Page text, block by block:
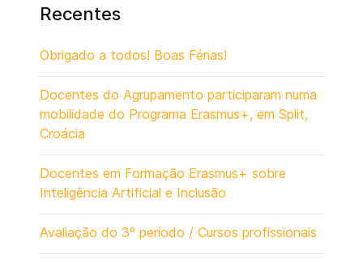
Recentes
Obrigado a todos! Boas Férias!
Docentes do Agrupamento participaram numa
mobilidade do Programa Erasmus+, em Split,
Croácia
Docentes em Formação Erasmus+ sobre
Inteligência Artificial e Inclusão
Avaliação do 3º período / Cursos profissionais